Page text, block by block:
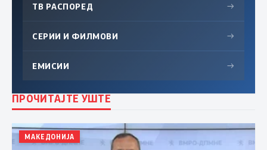
ТВ РАСПОРЕД →
СЕРИИ И ФИЛМОВИ →
ЕМИСИИ →
ПРОЧИТАЈТЕ УШТЕ
МАКЕДОНИЈА